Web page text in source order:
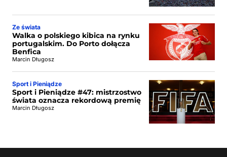
Ze świata
Walka o polskiego kibica na rynku
portugalskim. Do Porto dołącza
Benfica
Marcin Długosz
Sport i Pieniądze
Sport i Pieniądze #47: mistrzostwo
świata oznacza rekordową premię
Marcin Długosz